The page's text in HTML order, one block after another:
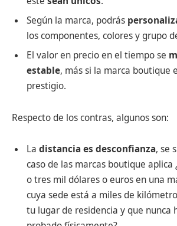
Según la marca, podrás
los componentes, colores y grupo
El valor en precio en el tiempo se
estable, más si la marca boutique
prestigio.
Respecto de los contras, algunos son:
La distancia es desconfianza, se
caso de las marcas boutique aplica
o tres mil dólares o euros en una
cuya sede está a miles de
tu lugar de residencia y que nunca